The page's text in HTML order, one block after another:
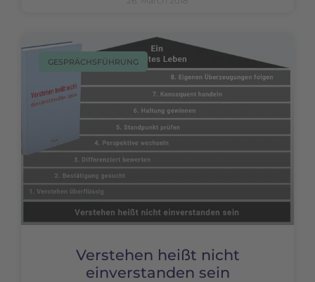
GESPRÄCHSFÜHRUNG
Verstehen heißt nicht
einverstanden sein